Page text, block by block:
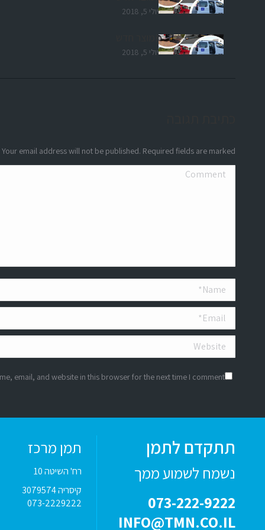
יולי 5, 2018
יולי 5, 2018
Your email address will not be published. Required fields are marked
Comment
Name *
Email *
Website
email, and website in this browser for the next time I comment.
תתקדם לתמן
נשמח לשמוע ממך
073-222-9222
INFO@TMN.CO.IL
תמן מרכז
רח' השיטה 10
קיסריה 3079574
073-2229222